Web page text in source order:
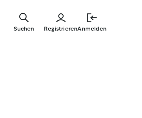
springen
RegistrierenAnmelden
Suchen